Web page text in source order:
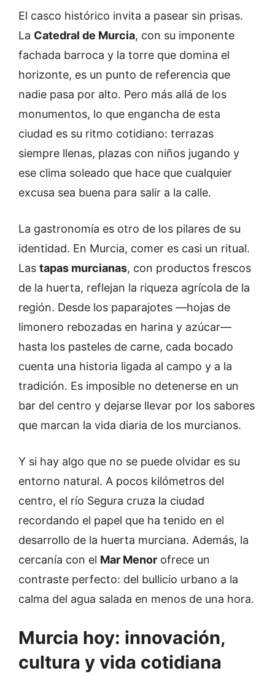
El casco histórico invita a pasear sin prisas.
La Catedral de Murcia, con su imponente
fachada barroca y la torre que domina el
horizonte, es un punto de referencia que
nadie pasa por alto. Pero más allá de los
monumentos, lo que engancha de esta
ciudad es su ritmo cotidiano: terrazas
siempre llenas, plazas con niños jugando y
ese clima soleado que hace que cualquier
excusa sea buena para salir a la calle.
La gastronomía es otro de los pilares de su
identidad. En Murcia, comer es casi un ritual.
Las tapas murcianas, con productos frescos
de la huerta, reflejan la riqueza agrícola de la
región. Desde los paparajotes —hojas de
limonero rebozadas en harina y azúcar—
hasta los pasteles de carne, cada bocado
cuenta una historia ligada al campo y a la
tradición. Es imposible no detenerse en un
bar del centro y dejarse llevar por los sabores
que marcan la vida diaria de los murcianos.
Y si hay algo que no se puede olvidar es su
entorno natural. A pocos kilómetros del
centro, el río Segura cruza la ciudad
recordando el papel que ha tenido en el
desarrollo de la huerta murciana. Además, la
cercanía con el Mar Menor ofrece un
contraste perfecto: del bullicio urbano a la
calma del agua salada en menos de una hora.
Murcia hoy: innovación,
cultura y vida cotidiana